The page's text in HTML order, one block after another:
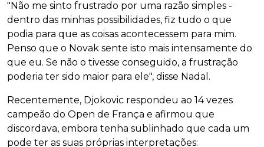
"Não me sinto frustrado por uma razão simples -
dentro das minhas possibilidades, fiz tudo o que
podia para que as coisas acontecessem para mim.
Penso que o Novak sente isto mais intensamente do
que eu. Se não o tivesse conseguido, a frustração
poderia ter sido maior para ele", disse Nadal.
Recentemente, Djokovic respondeu ao 14 vezes
campeão do Open de França e afirmou que
discordava, embora tenha sublinhado que cada um
pode ter as suas próprias interpretações: